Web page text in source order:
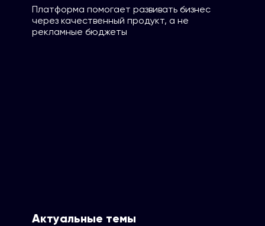
Актуальные темы
Платформа помогает развивать бизнес
через качественный продукт, а не
рекламные бюджеты